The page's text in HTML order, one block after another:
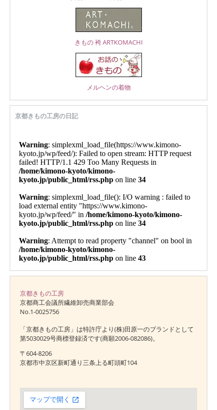
きもの 袴 ARTKOMACHI
メルヘンの着物
京都きもの工房の日記
京都きもの工房
京都商工会議所繊維卸売商業部会
No.1-0025756
「京都きもの工房」は特許庁より(株)田原一のブランドとして
第5030029号商標登録済です(商願2006-082086)。
〒604-8206
京都市中京区新町通り三条上る町頭町104